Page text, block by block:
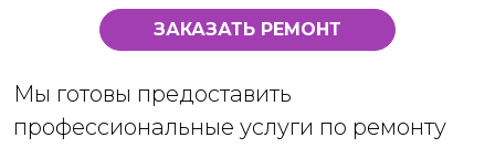
ЗАКАЗАТЬ РЕМОНТ
Мы готовы предоставить
профессиональные услуги по ремонту